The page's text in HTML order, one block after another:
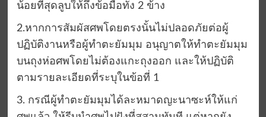
น้อยที่สุดลูบให้ถึงข้อมือทั้ง 2 ข้าง
2.หากการสัมผัสศพโดยตรงนั้นไม่ปลอดภัยต่อผู้
ปฏิบัติงานหรือผู้ทำตะยัมมุม อนุญาตให้ทำตะยัมมุม
บนถุงห่อศพโดยไม่ต้องแกะถุงออก และให้ปฏิบัติ
ตามรายละเอียดที่ระบุในข้อที่ 1
3. กรณีผู้ทำตะยัมมุมได้ละหมาดญะนาซะห์ให้แก่